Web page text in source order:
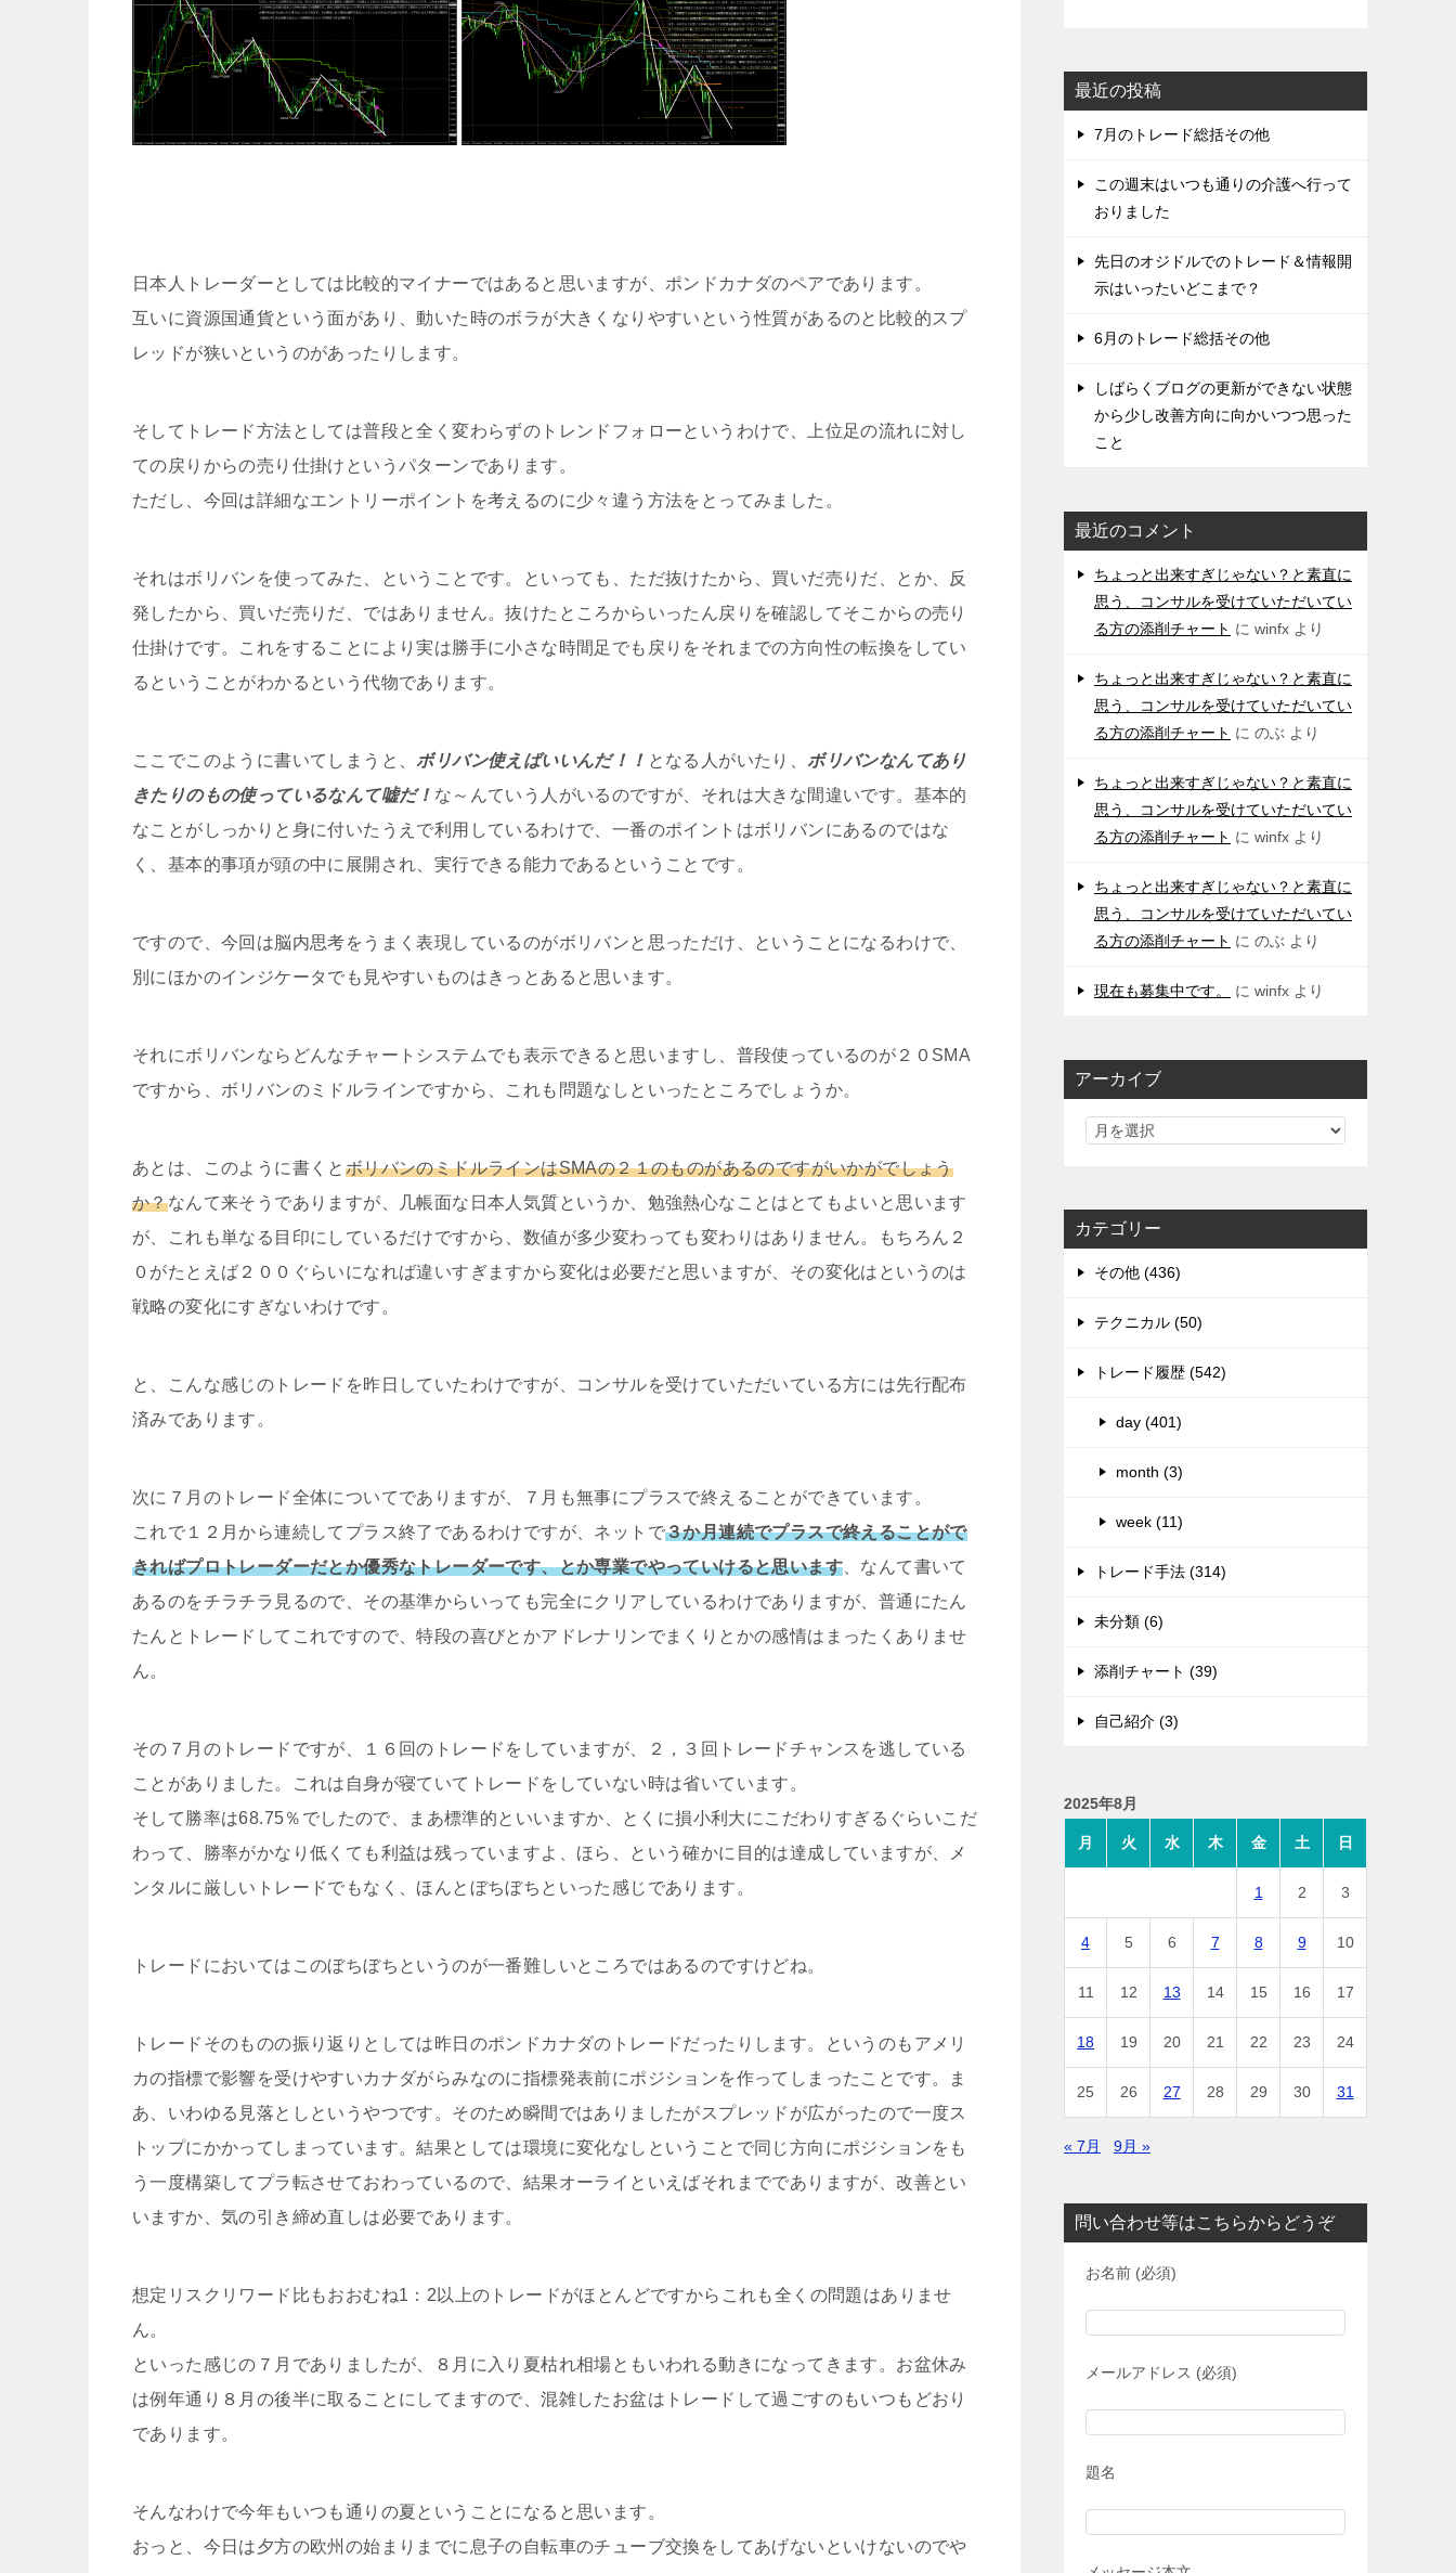
日本人トレーダーとしては比較的マイナーではあると思いますが、ポンドカナダのペアであります。
互いに資源国通貨という面があり、動いた時のボラが大きくなりやすいという性質があるのと比較的スプ
レッドが狭いというのがあったりします。
そしてトレード方法としては普段と全く変わらずのトレンドフォローというわけで、上位足の流れに対し
ての戻りからの売り仕掛けというパターンであります。
ただし、今回は詳細なエントリーポイントを考えるのに少々違う方法をとってみました。
それはボリバンを使ってみた、ということです。といっても、ただ抜けたから、買いだ売りだ、とか、反
発したから、買いだ売りだ、ではありません。抜けたところからいったん戻りを確認してそこからの売り
仕掛けです。これをすることにより実は勝手に小さな時間足でも戻りをそれまでの方向性の転換をしてい
るということがわかるという代物であります。
ここでこのように書いてしまうと、 ボリバン使えばいいんだ！！ となる人がいたり、 ボリバンなんてあり
きたりのもの使っているなんて嘘だ！ な～んていう人がいるのですが、それは大きな間違いです。基本的
なことがしっかりと身に付いたうえで利用しているわけで、一番のポイントはボリバンにあるのではな
く、基本的事項が頭の中に展開され、実行できる能力であるということです。
ですので、今回は脳内思考をうまく表現しているのがボリバンと思っただけ、ということになるわけで、
別にほかのインジケータでも見やすいものはきっとあると思います。
それにボリバンならどんなチャートシステムでも表示できると思いますし、普段使っているのが２０SMA
ですから、ボリバンのミドルラインですから、これも問題なしといったところでしょうか。
あとは、このように書くと ボリバンのミドルラインはSMAの２１のものがあるのですがいかがでしょう
か？なんて来そうでありますが、几帳面な日本人気質というか、勉強熱心なことはとてもよいと思います
が、これも単なる目印にしているだけですから、数値が多少変わっても変わりはありません。もちろん２
０がたとえば２００ぐらいになれば違いすぎますから変化は必要だと思いますが、その変化はというのは
戦略の変化にすぎないわけです。
と、こんな感じのトレードを昨日していたわけですが、コンサルを受けていただいている方には先行配布
済みであります。
次に７月のトレード全体についてでありますが、７月も無事にプラスで終えることができています。
これで１２月から連続してプラス終了であるわけですが、ネットで３か月連続でプラスで終えることがで
きればプロトレーダーだとか優秀なトレーダーです、とか専業でやっていけると思います 、なんて書いて
あるのをチラチラ見るので、その基準からいっても完全にクリアしているわけでありますが、普通にたん
たんとトレードしてこれですので、特段の喜びとかアドレナリンでまくりとかの感情はまったくありませ
ん。
その７月のトレードですが、１６回のトレードをしていますが、２，３回トレードチャンスを逃している
ことがありました。これは自身が寝ていてトレードをしていない時は省いています。
そして勝率は68.75％でしたので、まあ標準的といいますか、とくに損小利大にこだわりすぎるぐらいこだ
わって、勝率がかなり低くても利益は残っていますよ、ほら、という確かに目的は達成していますが、メ
ンタルに厳しいトレードでもなく、ほんとぼちぼちといった感じであります。
トレードにおいてはこのぼちぼちというのが一番難しいところではあるのですけどね。
トレードそのものの振り返りとしては昨日のポンドカナダのトレードだったりします。というのもアメリ
カの指標で影響を受けやすいカナダがらみなのに指標発表前にポジションを作ってしまったことです。ま
あ、いわゆる見落としというやつです。そのため瞬間ではありましたがスプレッドが広がったので一度ス
トップにかかってしまっています。結果としては環境に変化なしということで同じ方向にポジションをも
う一度構築してプラ転させておわっているので、結果オーライといえばそれまででありますが、改善とい
いますか、気の引き締め直しは必要であります。
想定リスクリワード比もおおむね1：2以上のトレードがほとんどですからこれも全くの問題はありませ
ん。
といった感じの７月でありましたが、８月に入り夏枯れ相場ともいわれる動きになってきます。お盆休み
は例年通り８月の後半に取ることにしてますので、混雑したお盆はトレードして過ごすのもいつもどおり
であります。
そんなわけで今年もいつも通りの夏ということになると思います。
おっと、今日は夕方の欧州の始まりまでに息子の自転車のチューブ交換をしてあげないといけないのでや
最近の投稿
7月のトレード総括その他
この週末はいつも通りの介護へ行って
おりました
先日のオジドルでのトレード＆情報開
示はいったいどこまで？
6月のトレード総括その他
しばらくブログの更新ができない状態
から少し改善方向に向かいつつ思った
こと
最近のコメント
ちょっと出来すぎじゃない？と素直に
思う、コンサルを受けていただいてい
る方の添削チャート に winfx より
ちょっと出来すぎじゃない？と素直に
思う、コンサルを受けていただいてい
る方の添削チャート に のぶ より
ちょっと出来すぎじゃない？と素直に
思う、コンサルを受けていただいてい
る方の添削チャート に winfx より
ちょっと出来すぎじゃない？と素直に
思う、コンサルを受けていただいてい
る方の添削チャート に のぶ より
現在も募集中です。 に winfx より
アーカイブ
カテゴリー
その他 (436)
テクニカル (50)
トレード履歴 (542)
day (401)
month (3)
week (11)
トレード手法 (314)
未分類 (6)
添削チャート (39)
自己紹介 (3)
2025年8月
月 火 水 木 金 土 日
1 2 3
4 5 6 7 8 9 10
11 12 13 14 15 16 17
18 19 20 21 22 23 24
25 26 27 28 29 30 31
« 7月 9月 »
問い合わせ等はこちらからどうぞ
お名前 (必須)
メールアドレス (必須)
題名